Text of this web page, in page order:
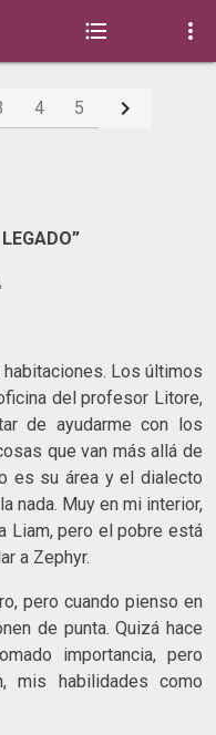
 
4 5 
Los últimos
del profesor Litore,
de ayudarme con los
que van más allá de
es su área y el dialecto
nada. Muy en mi interior,
Liam, pero el pobre está
a Zephyr.
pero cuando pienso en
de punta. Quizá hace
importancia, pero
mis habilidades como